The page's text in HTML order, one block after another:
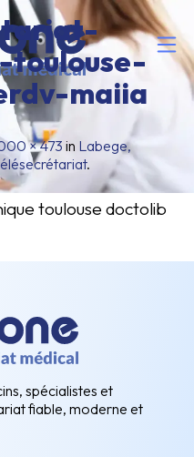
toulouse-
maiia
× 473 in Labege,
.
toulouse doctolib
spécialistes et
fiable, moderne et